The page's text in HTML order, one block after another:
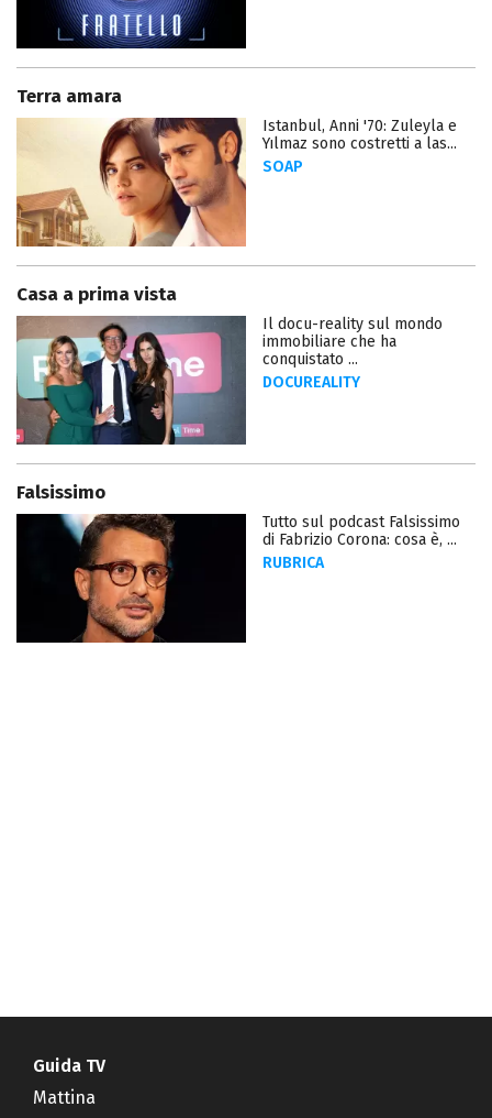
Terra amara
Istanbul, Anni '70: Zuleyla e
Yılmaz sono costretti a las...
SOAP
Casa a prima vista
Il docu-reality sul mondo
immobiliare che ha
conquistato ...
DOCUREALITY
Falsissimo
Tutto sul podcast Falsissimo
di Fabrizio Corona: cosa è, ...
RUBRICA
Guida TV
Mattina